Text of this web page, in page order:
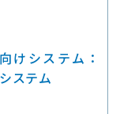
システム：
ステム